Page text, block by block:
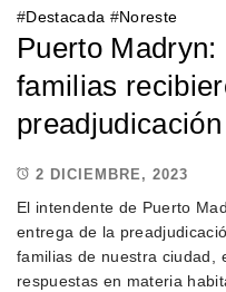
#Destacada #Noreste
Puerto
familias
2 DICIEMBRE, 2023
El intendente de Puerto
entrega de la
familias de nuestra ciudad,
respuestas en materia